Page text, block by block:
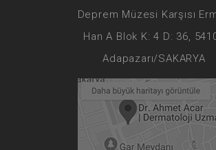
Deprem Müzesi Karşısı
Han A Blok K: 4 D: 36,
Adapazarı/SAKARYA